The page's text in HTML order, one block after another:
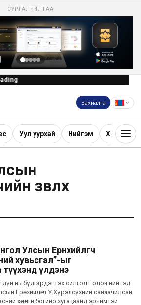
СУРТАЛЧИЛГАА
Захиалга
Уул уурхай Нийгэм Хөрөнгө
зөвлөх
Улсын Ерөнхийлөгч
хувьсгал”-ыг
үлдэнэ
дүн нь бүдгэрдэг гэх ойлголт олон нийтэд
Ерөнхийлөгч У.Хүрэлсүхийн санаачилсан
хөдөлгөөн богино хугацаанд эрчимтэй